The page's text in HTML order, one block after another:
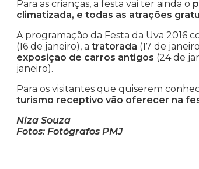
Para as crianças, a festa vai ter ainda o
climatizada, e todas as atrações
A programação da Festa da Uva 2016
(16 de janeiro), a tratorada (17 de
exposição de carros antigos (24 de
janeiro).
Para os visitantes que quiserem
turismo receptivo vão oferecer na
Niza Souza
Fotos: Fotógrafos PMJ